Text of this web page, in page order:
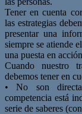
Tener en cuenta
las estrategias
presentar una
siempre se atiende
una puesta en
Cuando nuestro
debemos tener en
• No son
competencia está
serie de saberes